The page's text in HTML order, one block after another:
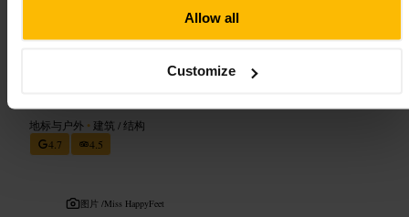
Allow all
Customize
https://www.nms.ac.uk/national-museum-of-scotland/
切姆伯斯街，爱丁堡 EH1 1JF，英国
地标与户外 • 建筑 / 结构
4.7
4.5
图片 /Miss HappyFeet